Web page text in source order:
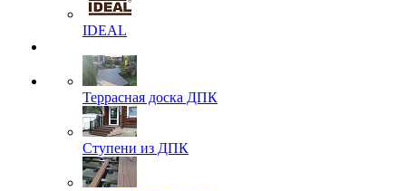
IDEAL
Террасная доска ДПК
Ступени из ДПК